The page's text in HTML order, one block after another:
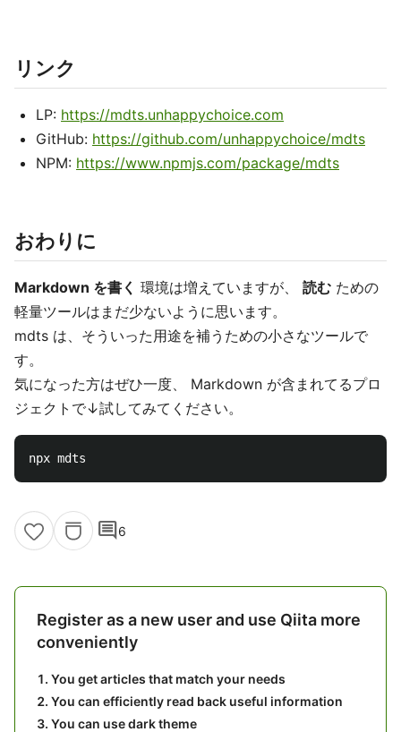
リンク
LP: https://mdts.unhappychoice.com
GitHub: https://github.com/unhappychoice/mdts
NPM: https://www.npmjs.com/package/mdts
おわりに
Markdown を書く 環境は増えていますが、 読む ための
軽量ツールはまだ少ないように思います。
mdts は、そういった用途を補うための小さなツールで
す。
気になった方はぜひ一度、 Markdown が含まれてるプロ
ジェクトで↓試してみてください。
comment6
Register as a new user and use Qiita more
conveniently
You get articles that match your needs
You can efficiently read back useful information
You can use dark theme